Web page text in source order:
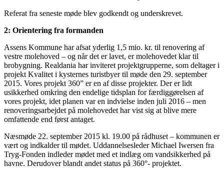
Referat fra seneste møde blev godkendt og underskrevet.
2: Orientering fra formanden
Assens Kommune har afsat yderlig 1,5 mio. kr. til renovering af
vestre molehoved – og når det er lavet, er molehovedet klar til
brobygning. Realdania har inviteret projektgrupperne, som deltager i
projekt Kvalitet i kysternes turistbyer til møde den 29. september
2015. Vores projekt 360” er en af disse projekter. Der er lidt
usikkerhed omkring den endelige tidsplan for færdiggørelsen af
vores projekt, idet planen var en indvielse inden juli 2016 – men
renoveringsarbejdet på molehovedet har vist sig at blive mere
omfattende end først antaget.
Næsmøde 22. september 2015 kl. 19.00 på rådhuset – kommunen er
vært og indkalder til mødet. Uddannelsesleder Michael Iwersen fra
Tryg-Fonden indleder mødet med et indlæg om vandsikkerhed på
havne. Derudover blandt andet status på 360°- projektet.